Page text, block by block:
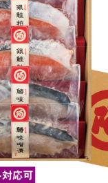
稲田屋一覧
お菓子・その他